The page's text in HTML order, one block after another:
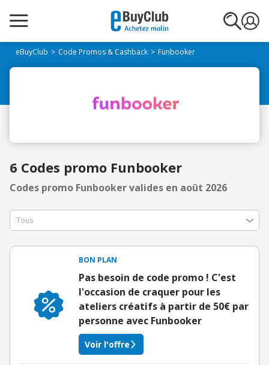
eBuyClub Code Promos & Cashback Funbooker
6 Codes promo Funbooker
Codes promo Funbooker valides en août 2026
BON PLAN
Pas besoin de code promo ! C'est
l'occasion de craquer pour les
ateliers créatifs à partir de 50€ par
personne avec Funbooker
Voir l'offre